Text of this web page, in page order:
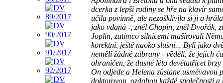
dcerka z lepší rodiny se hře na klavír
učila povinně, ale nezošklivila si ji a
jako vdaná -, zněl Chopin, zněl Dvořák,
Joplin, zatímco silnicemi mašírovali
korektní, ještě naoko slušní... Byli jako
neměli žádné zábrany - věděli, že jejich
ohraničen, že dusné léto devětatřicet brzy
On odjede a Helena zůstane usměvavou
doktorovou, ozdobou každé společnosti a